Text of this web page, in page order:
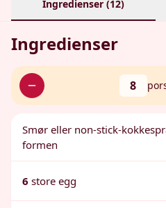
Ingredienser (12)
Ingredienser
8
Smør eller non-stick-
formen
6 store egg